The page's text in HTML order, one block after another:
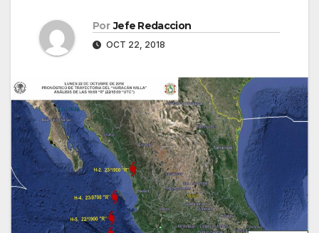
Por Jefe Redaccion
OCT 22, 2018